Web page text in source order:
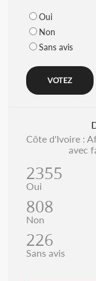
Oui
Non
Sans avis
Côte d'Ivoire :
avec
2355
Oui
808
Non
226
Sans avis